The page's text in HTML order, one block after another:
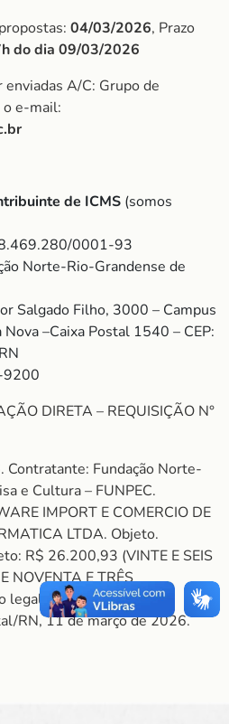
04/03/2026, Prazo
do dia 09/03/2026
A/C: Grupo de
o e-mail:
de ICMS (somos
0001-93
Norte-Rio-Grandense de
Salgado Filho, 3000 – Campus
–Caixa Postal 1540 – CEP:
DIRETA – REQUISIÇÃO N°
Contratante: Fundação Norte-
e Cultura – FUNPEC.
IMPORT E COMERCIO DE
LTDA. Objeto.
R$ 26.200,93 (VINTE E SEIS
NOVENTA E TRÊS
legal: Art. 26, Inciso II do
RN, 11 de março de 2026.